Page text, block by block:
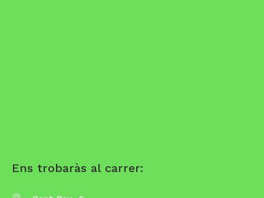
Ens trobaràs al carrer: